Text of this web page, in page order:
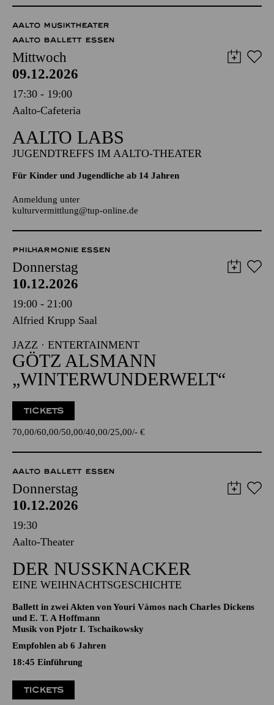
70,00 60,00 50,00 40,00 25,00 -€
Abo 3: Große Chorwerke
AALTO MUSIKTHEATER
AALTO BALLETT ESSEN
Mittwoch
09.12.2026
17:30 - 19:00
Aalto-Cafeteria
AALTO LABS
Für Kinder und Jugendliche ab 14 Jahren
kulturvermittlung@tup-online.de
PHILHARMONIE ESSEN
Donnerstag
10.12.2026
19:00 - 21:00
Alfried Krupp Saal
JAZZ · ENTERTAINMENT
GÖTZ ALSMANN
„WINTER­WUNDERWELT“
70,00 60,00 50,00 40,00 25,00
AALTO BALLETT ESSEN
Donnerstag
10.12.2026
19:30
Aalto-Theater
DER NUSSKNACKER
EINE WEIHNACHTSGESCHICHTE
Ballett in zwei Akten von Youri Vámos nach Charles Dickens
Musik von Pjotr I. Tschaikowsky
Empfohlen ab 6 Jahren
18:45 Einführung